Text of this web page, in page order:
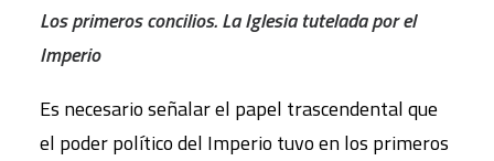
Los primeros concilios. La Iglesia tutelada por el
Imperio
Es necesario señalar el papel trascendental que
el poder político del Imperio tuvo en los primeros